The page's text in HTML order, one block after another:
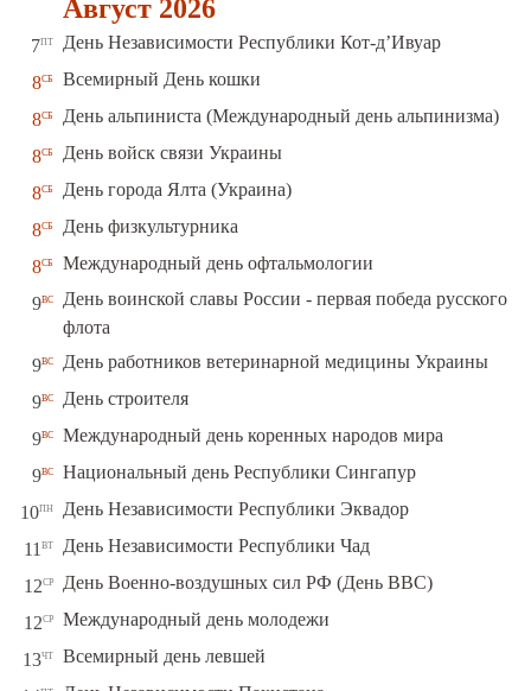
Август 2026
7пт День Независимости Республики Кот-д’Ивуар
8сб Всемирный День кошки
8сб День альпиниста (Международный день альпинизма)
8сб День войск связи Украины
8сб День города Ялта (Украина)
8сб День физкультурника
8сб Международный день офтальмологии
9вс
День воинской славы России - первая победа русского
флота
9вс День работников ветеринарной медицины Украины
9вс День строителя
9вс Международный день коренных народов мира
9вс Национальный день Республики Сингапур
10пн День Независимости Республики Эквадор
11 вт День Независимости Республики Чад
12ср День Военно-воздушных сил РФ (День ВВС)
12ср Международный день молодежи
13чт Всемирный день левшей